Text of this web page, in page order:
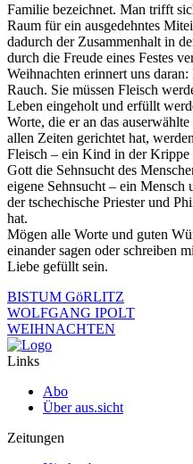
Familie bezeichnet. Man trifft
Raum für ein ausgedehntes
dadurch der Zusammenhalt in
durch die Freude eines Festes
Weihnachten erinnert uns
Rauch. Sie müssen Fleisch
Leben eingeholt und erfüllt
Worte, die er an das
allen Zeiten gerichtet hat,
Fleisch – ein Kind in der Krippe
Gott die Sehnsucht des
eigene Sehnsucht – ein Mensch
der tschechische Priester und
hat.
Mögen alle Worte und guten
einander sagen oder schreiben
Liebe gefüllt sein.
BISTUM GöRLITZ
WOLFGANG IPOLT
WEIHNACHTEN
Links
Abo
Über aus.sicht
Zeitungen